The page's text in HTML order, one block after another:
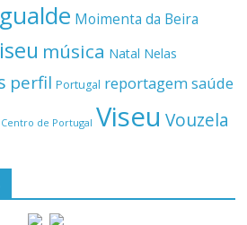
Moimenta da Beira
música Natal Nelas
perfil Portugal reportagemsaúde
de Portugal Viseu Vouzela